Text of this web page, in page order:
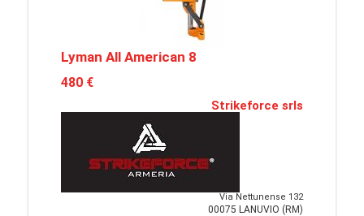
Lyman All American 8
480 €
Strikeforce srls
Via Nettunense 132
00075 LANUVIO (RM)